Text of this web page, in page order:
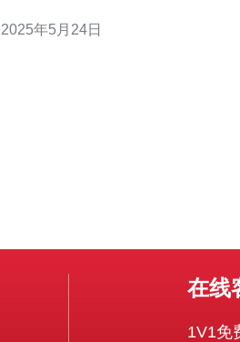
的重要性，以及如何获取最佳网络体验。 原生态IP
2025年5月24日
在线
1V1免